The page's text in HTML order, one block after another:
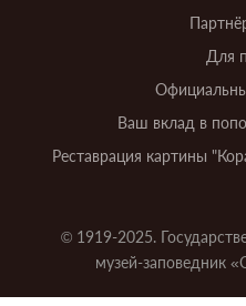
Для
Ваш вклад в
Реставрация картины
© 1919-2025.
музей-заповедник